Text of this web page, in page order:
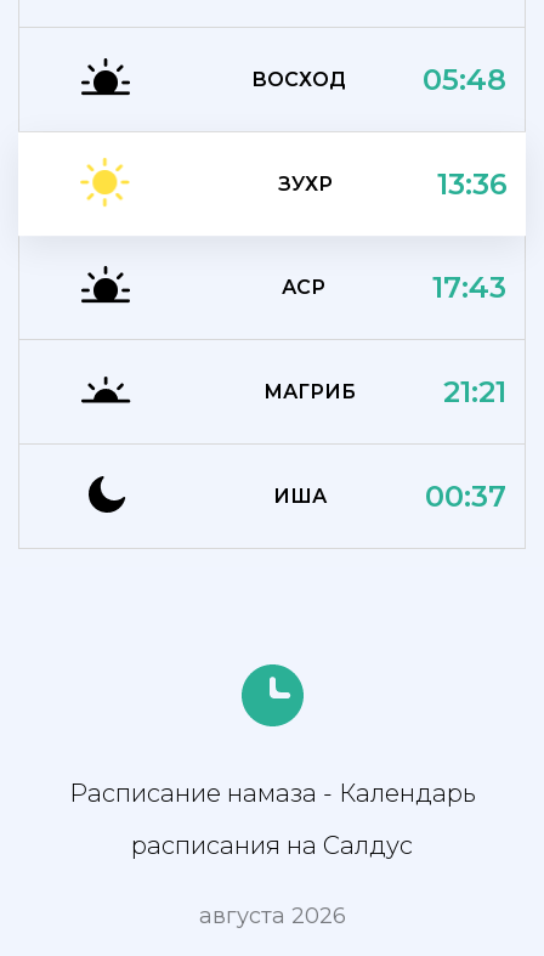
ВОСХОД 05:48
ЗУХР 13:36
АСР 17:43
МАГРИБ 21:21
ИША 00:37
Расписание намаза - Календарь
расписания на Салдус
августа 2026